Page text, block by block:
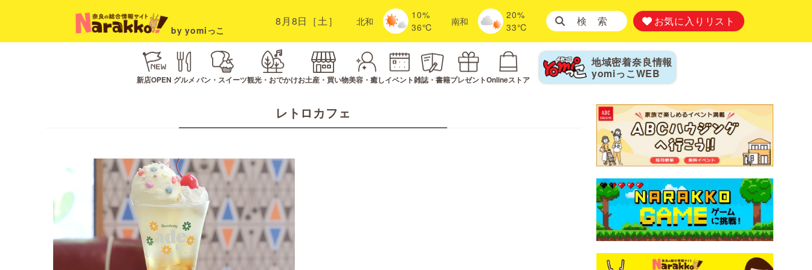
by yomiっこ
8月8日［土］ 北和
10%
36℃
南和
20%
33℃
検 索 お気に入りリスト
新店OPEN グルメ パン・スイーツ観光・おでかけお土産・買い物美容・癒しイベント雑誌・書籍プレゼントOnlineストア
地域密着奈良情報
yomiっこ WEB
レトロカフェ